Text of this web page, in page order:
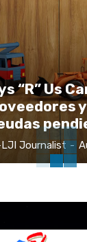
“R” Us
LJI Journalist -